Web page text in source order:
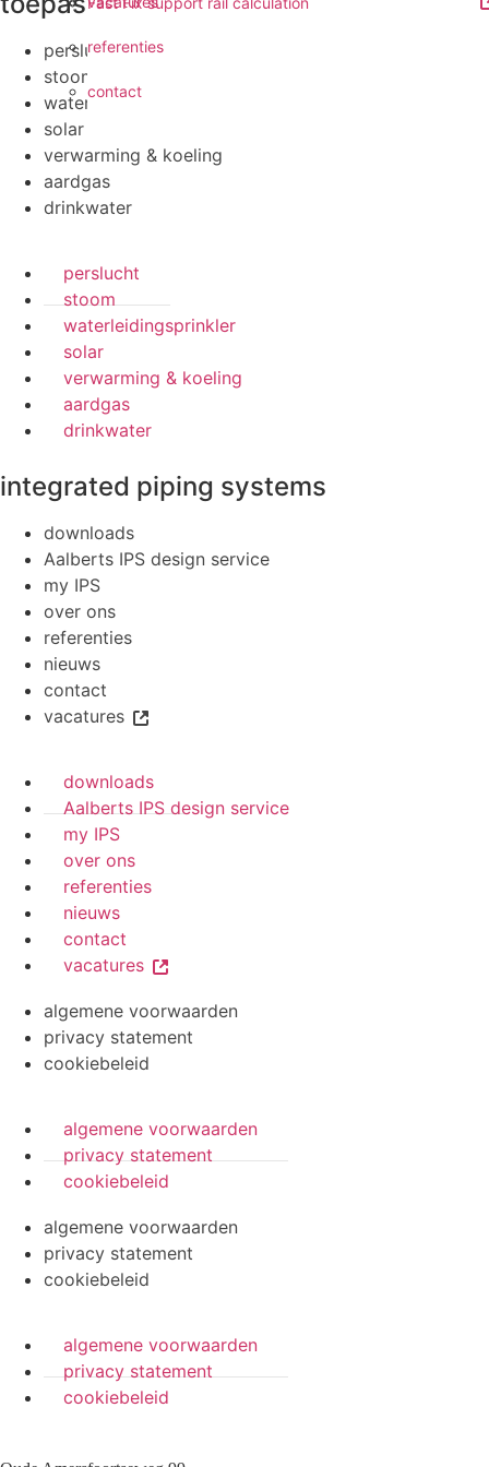
referenties
contact
perslucht
stoom
waterleidingsprinkler
solar
verwarming & koeling
aardgas
drinkwater
perslucht
stoom
waterleidingsprinkler
solar
verwarming & koeling
aardgas
drinkwater
integrated piping systems
downloads
Aalberts IPS design service
my IPS
over ons
referenties
nieuws
contact
vacatures
downloads
Aalberts IPS design service
my IPS
over ons
referenties
nieuws
contact
vacatures
algemene voorwaarden
privacy statement
cookiebeleid
algemene voorwaarden
privacy statement
cookiebeleid
algemene voorwaarden
privacy statement
cookiebeleid
algemene voorwaarden
privacy statement
cookiebeleid